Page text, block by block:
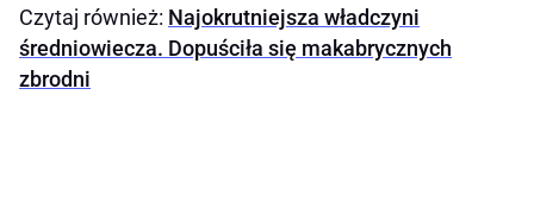
Czytaj również: Najokrutniejsza władczyni
średniowiecza. Dopuściła się makabrycznych
zbrodni